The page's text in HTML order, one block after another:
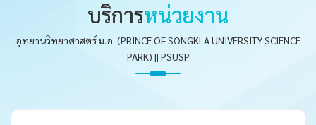
บริการหน่วยงาน
อุทยานวิทยาศาสตร์ ม.อ. (PRINCE OF SONGKLA UNIVERSITY SCIENCE
PARK) || PSUSP